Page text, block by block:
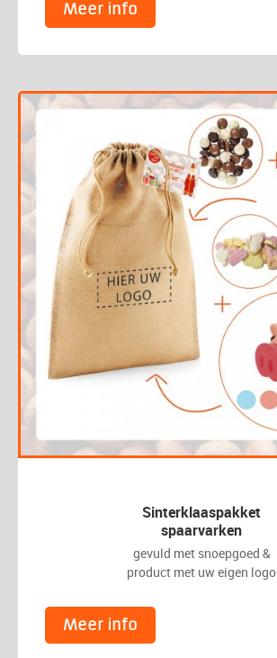
Meer info
Sinterklaaspakket
spaarvarken
gevuld met snoepgoed &
product met uw eigen logo
Meer info